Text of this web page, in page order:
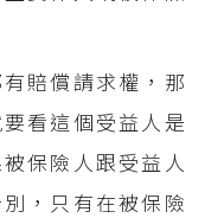
賠償請求權，那
看這個受益人是
保險人跟受益人
，只有在被保險